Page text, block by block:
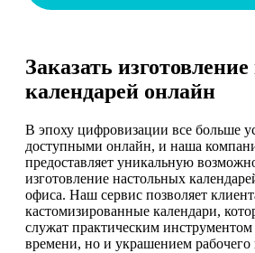
Заказать
календарей онлайн
В эпоху цифровизации все больше
доступными онлайн, и наша
предоставляет уникальную
изготовление настольных
офиса. Наш сервис позволяет
кастомизированные календари,
служат практическим инструментом
времени, но и украшением рабочего